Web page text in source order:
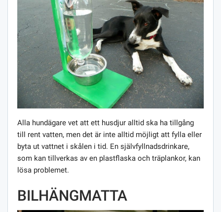
Alla hundägare vet att ett husdjur alltid ska ha tillgång
till rent vatten, men det är inte alltid möjligt att fylla eller
byta ut vattnet i skålen i tid. En självfyllnadsdrinkare,
som kan tillverkas av en plastflaska och träplankor, kan
lösa problemet.
BILHÄNGMATTA